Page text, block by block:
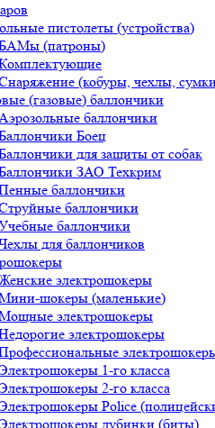
пистолеты (устройства)
(патроны)
(кобуры, чехлы,
(газовые) баллончики
баллончики
Боец
для защиты от собак
ЗАО Техкрим
баллончики
баллончики
баллончики
для баллончиков
электрошокеры
шокеры (маленькие)
электрошокеры
электрошокеры
1-го класса
2-го класса
Police
дубинки (биты)